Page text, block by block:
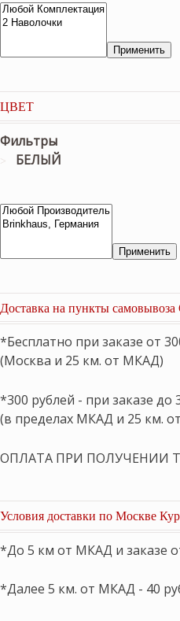
Применить
ЦВЕТ
Фильтры
БЕЛЫЙ
Применить
Доставка на пункты
*Бесплатно при заказе от
(Москва и 25 км. от МКАД)
*300 рублей - при заказе до
(в пределах МКАД и 25 км.
ОПЛАТА ПРИ ПОЛУЧЕНИИ
Условия доставки по Москве
*До 5 км от МКАД и заказе
*Далее 5 км. от МКАД - 40